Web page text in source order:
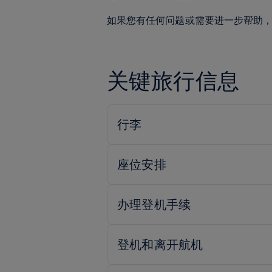
如果您有任何问题或需要进一步帮助
关键旅行信息